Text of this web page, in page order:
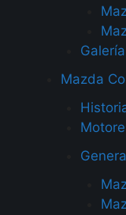
Galería
Mazda